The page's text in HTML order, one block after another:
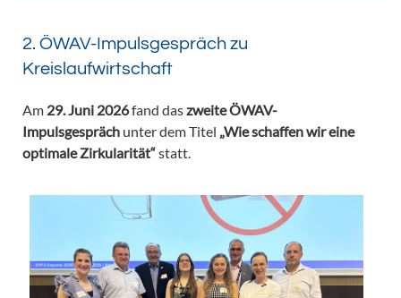
2. ÖWAV-Impulsgespräch zu
Kreislaufwirtschaft
Am 29. Juni 2026fand daszweite ÖWAV-
Impulsgespräch unter dem Titel „Wie schaffen wir eine
optimale Zirkularität“statt.